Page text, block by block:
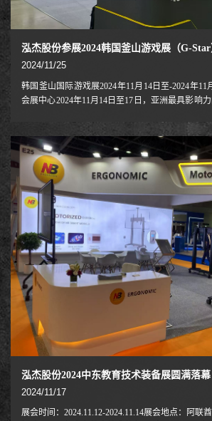
泓杰股份参展2024韩国釜山游戏展（G-
2024/11/25
韩国釜山国际游戏展2024年11月14日至-2024年11
会展中心2024年11月14日至17日，亚洲最具影响
越边界：畅玩未来”为主题，2024年11月14日至
游戏行业盛会——韩国釜山国际游戏展（G-STAR
（BEXCO）成功举办。本届展会以"Beyond
主题，聚焦游戏技术
泓杰股份2024中东教育技术装备展圆满落幕
2024/11/17
展会时间：2024.11.12-2024.11.14展会地点：阿联